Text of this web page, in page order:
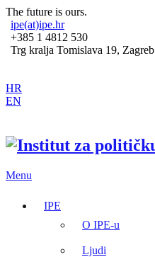
The future is ours.
ipe(at)ipe.hr
+385 1 4812 530
Trg kralja Tomislava 19, Zagreb
HR
EN
Menu
IPE
O IPE-u
Ljudi